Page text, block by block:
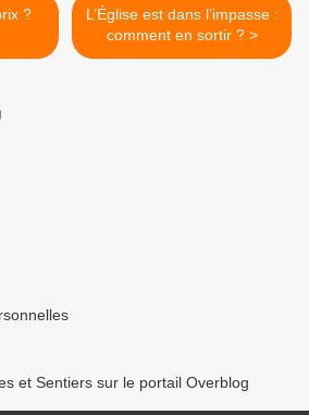
?
L’Église est dans l’impasse :
comment en sortir ? >
et Sentiers sur le portail Overblog